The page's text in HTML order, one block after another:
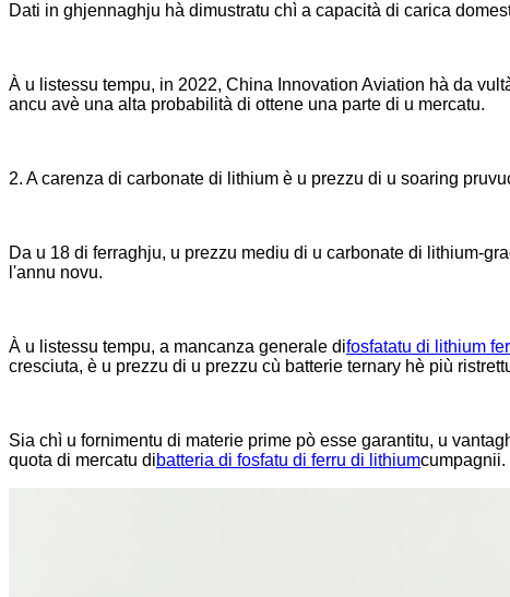
Dati in ghjennaghju hà dimustratu chì a capacità di carica
À u listessu tempu, in 2022, China Innovation Aviation hà da
ancu avè una alta probabilità di ottene una parte di u mercatu.
2. A carenza di carbonate di lithium è u prezzu di u soaring
Da u 18 di ferraghju, u prezzu mediu di u carbonate di lithium-
l'annu novu.
À u listessu tempu, a mancanza generale difosfatatu di lithium
cresciuta, è u prezzu di u prezzu cù batterie ternary hè più
Sia chì u fornimentu di materie prime pò esse garantitu, u
quota di mercatu dibatteria di fosfatu di ferru di lithiumcumpagnii.